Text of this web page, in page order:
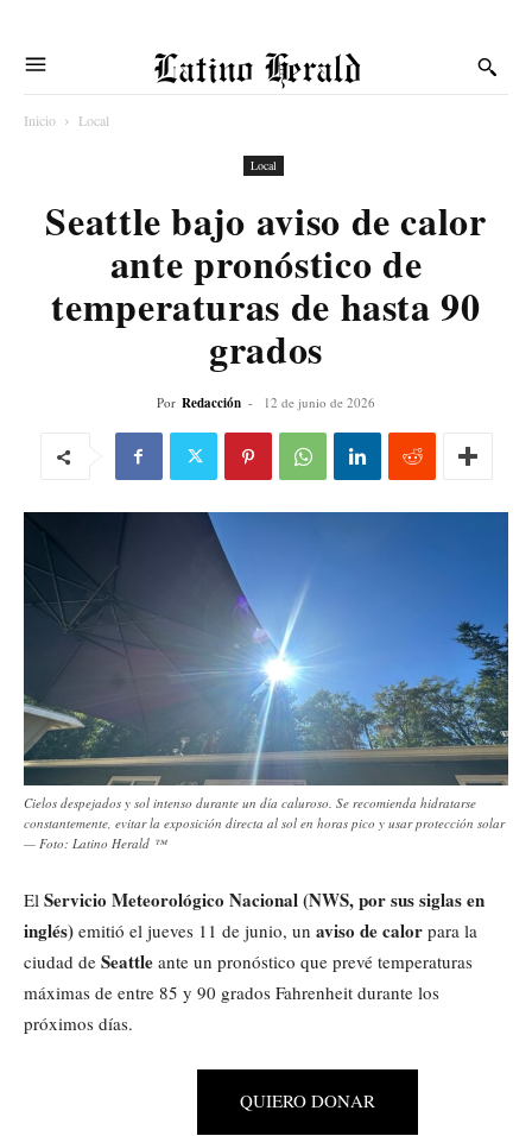
Latino Herald
Inicio Local
Local
Seattle bajo aviso de calor
ante pronóstico de
temperaturas de hasta 90
grados
Por Redacción - 12 de junio de 2026
Cielos despejados y sol intenso durante un día caluroso. Se recomienda hidratarse
constantemente, evitar la exposición directa al sol en horas pico y usar protección solar
— Foto: Latino Herald ™
El Servicio Meteorológico Nacional (NWS, por sus siglas en
inglés) emitió el jueves 11 de junio, un aviso de calor para la
ciudad de Seattle ante un pronóstico que prevé temperaturas
máximas de entre 85 y 90 grados Fahrenheit durante los
próximos días.
QUIERO DONAR